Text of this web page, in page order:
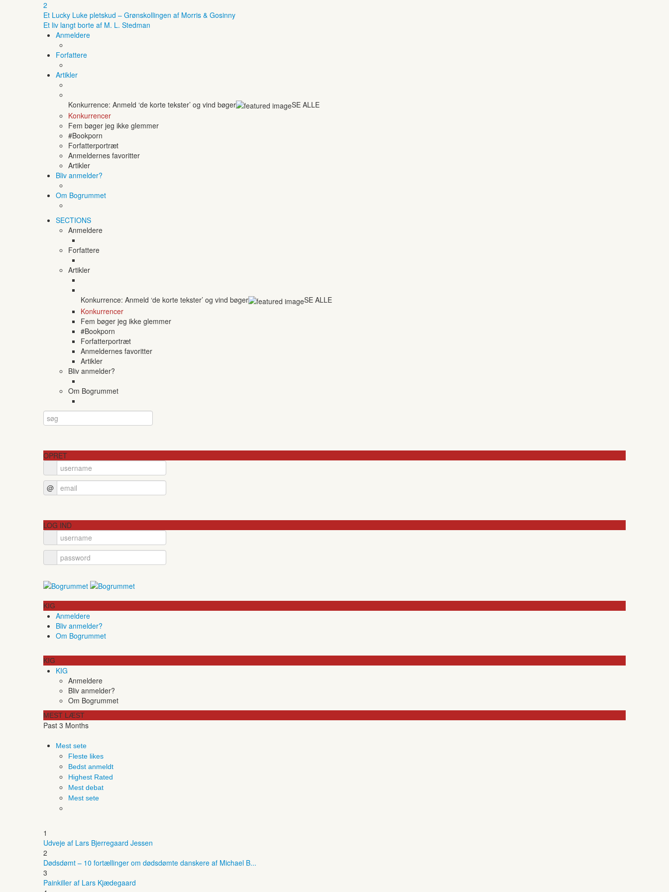
2
Et Lucky Luke pletskud – Grønskollingen af Morris & Gosinny
Et liv langt borte af M. L. Stedman
Anmeldere
Forfattere
Artikler
Konkurrence: Anmeld ‘de korte tekster’ og vind bøger
SE ALLE
Konkurrencer
Fem bøger jeg ikke glemmer
#Bookporn
Forfatterportræt
Anmeldernes favoritter
Artikler
Bliv anmelder?
Om Bogrummet
SECTIONS
Anmeldere
Forfattere
Artikler
Konkurrence: Anmeld ‘de korte tekster’ og vind bøger
SE ALLE
Konkurrencer
Fem bøger jeg ikke glemmer
#Bookporn
Forfatterportræt
Anmeldernes favoritter
Artikler
Bliv anmelder?
Om Bogrummet
OPRET
@
LOG IND
KIG
Anmeldere
Bliv anmelder?
Om Bogrummet
KIG
KIG
Anmeldere
Bliv anmelder?
Om Bogrummet
MEST LÆST
Past 3 Months
Mest sete
Fleste likes
Bedst anmeldt
Highest Rated
Mest debat
Mest sete
1
Udveje af Lars Bjerregaard Jessen
2
Dødsdømt – 10 fortællinger om dødsdømte danskere af Michael B...
3
Painkiller af Lars Kjædegaard